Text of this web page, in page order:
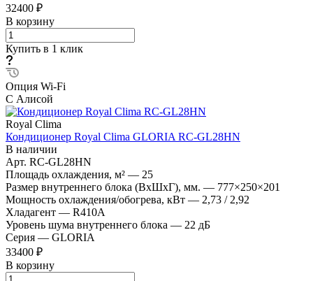
32400 ₽
В корзину
Купить в 1 клик
Опция Wi-Fi
С Алисой
Royal Clima
Кондиционер Royal Clima GLORIA RC-GL28HN
В наличии
Арт. RC-GL28HN
Площадь охлаждения, м² — 25
Размер внутреннего блока (ВхШхГ), мм. — 777×250×201
Мощность охлаждения/обогрева, кВт — 2,73 / 2,92
Хладагент — R410A
Уровень шума внутреннего блока — 22 дБ
Серия — GLORIA
33400 ₽
В корзину